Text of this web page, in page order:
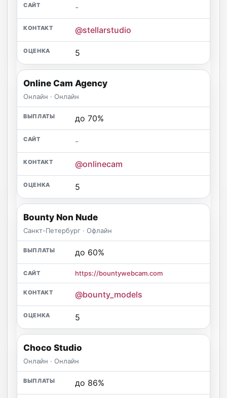
-
@stellarstudio
5
Online Cam Agency
Онлайн · Онлайн
до 70%
-
@onlinecam
5
Bounty Non Nude
Санкт-Петербург · Офлайн
до 60%
https://bountywebcam.com
@bounty_models
5
Choco Studio
Онлайн · Онлайн
до 86%